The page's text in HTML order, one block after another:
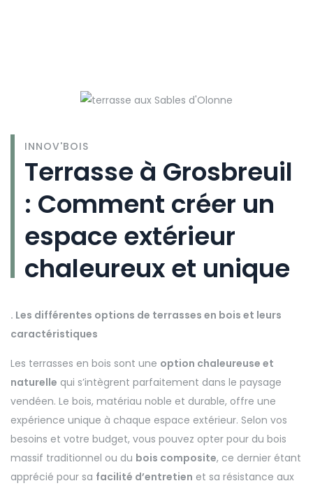
INNOV'BOIS
Terrasse à Grosbreuil
: Comment créer un
espace extérieur
chaleureux et unique
. Les différentes options de terrasses en bois et leurs
caractéristiques
Les terrasses en bois sont une option chaleureuse et
naturelle qui s’intègrent parfaitement dans le paysage
vendéen. Le bois, matériau noble et durable, offre une
expérience unique à chaque espace extérieur. Selon vos
besoins et votre budget, vous pouvez opter pour du bois
massif traditionnel ou du bois composite, ce dernier étant
apprécié pour sa facilité d’entretien et sa résistance aux